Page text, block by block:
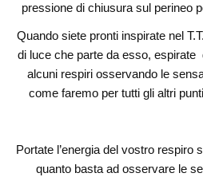
pressione di chiusura sul perineo
Quando siete pronti inspirate nel
di luce che parte da esso,
alcuni respiri osservando le
come faremo per tutti gli altri
Portate l’energia del vostro respiro
quanto basta ad osservare le